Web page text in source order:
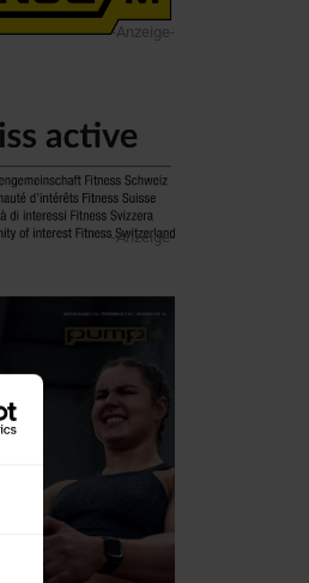
-Anzeige-
-Anzeige-